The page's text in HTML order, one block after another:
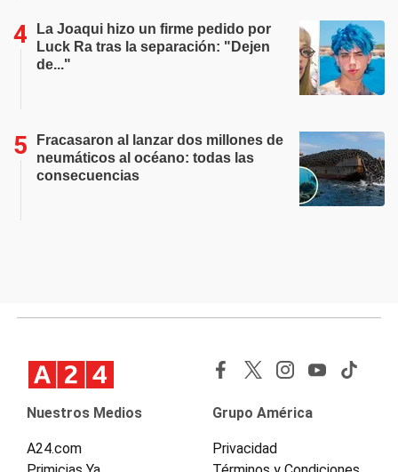
La Joaqui hizo un firme pedido por
Luck Ra tras la separación: "Dejen
de..."
Fracasaron al lanzar dos millones de
neumáticos al océano: todas las
consecuencias
Nuestros Medios
A24.com
Grupo América
Privacidad